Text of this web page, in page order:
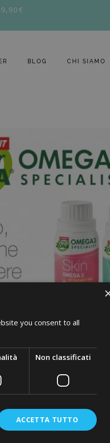
BLOG CHI SIAMO
you consent to all
Non classificati
ACCETTA TUTTO